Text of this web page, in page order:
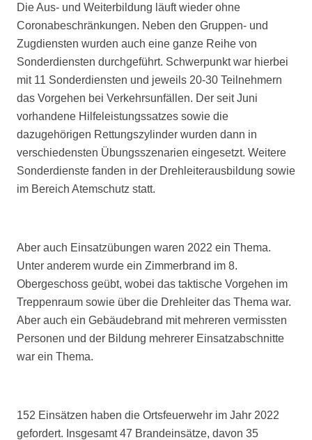
Die Aus- und Weiterbildung läuft wieder ohne
Coronabeschränkungen. Neben den Gruppen- und
Zugdiensten wurden auch eine ganze Reihe von
Sonderdiensten durchgeführt. Schwerpunkt war hierbei
mit 11 Sonderdiensten und jeweils 20-30 Teilnehmern
das Vorgehen bei Verkehrsunfällen. Der seit Juni
vorhandene Hilfeleistungssatzes sowie die
dazugehörigen Rettungszylinder wurden dann in
verschiedensten Übungsszenarien eingesetzt. Weitere
Sonderdienste fanden in der Drehleiterausbildung sowie
im Bereich Atemschutz statt.
Aber auch Einsatzübungen waren 2022 ein Thema.
Unter anderem wurde ein Zimmerbrand im 8.
Obergeschoss geübt, wobei das taktische Vorgehen im
Treppenraum sowie über die Drehleiter das Thema war.
Aber auch ein Gebäudebrand mit mehreren vermissten
Personen und der Bildung mehrerer Einsatzabschnitte
war ein Thema.
152 Einsätzen haben die Ortsfeuerwehr im Jahr 2022
gefordert. Insgesamt 47 Brandeinsätze, davon 35